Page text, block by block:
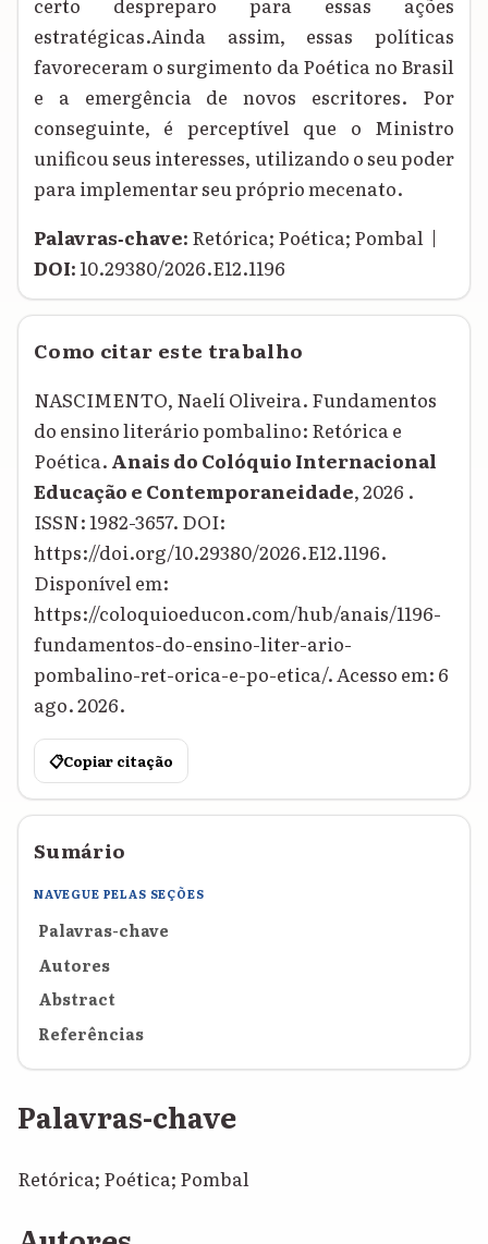
estratégicas.Ainda assim, essas políticas
favoreceram o surgimento da Poética no Brasil
e a emergência de novos escritores. Por
conseguinte, é perceptível que o Ministro
unificou seus interesses, utilizando o seu poder
para implementar seu próprio mecenato.
Palavras‑chave: Retórica; Poética; Pombal |
DOI: 10.29380/2026.E12.1196
Como citar este trabalho
NASCIMENTO, Naelí Oliveira. Fundamentos
do ensino literário pombalino: Retórica e
Poética. Anais do Colóquio Internacional
Educação e Contemporaneidade, 2026 .
ISSN: 1982-3657. DOI:
https://doi.org/10.29380/2026.E12.1196.
Disponível em:
https://coloquioeducon.com/hub/anais/1196-
fundamentos-do-ensino-liter-ario-
pombalino-ret-orica-e-po-etica/. Acesso em: 6
ago. 2026.
📋Copiar citação
Sumário
NAVEGUE PELAS SEÇÕES
Palavras-chave
Autores
Abstract
Referências
Palavras-chave
Retórica; Poética; Pombal